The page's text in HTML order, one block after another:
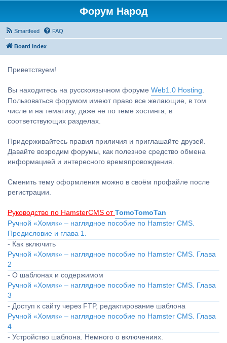
Форум Народ
Smartfeed FAQ
Board index
Приветствуем!
Вы находитесь на русскоязычном форуме Web1.0 Hosting.
Пользоваться форумом имеют право все желающие, в том
числе и на тематику, даже не по теме хостинга, в
соответствующих разделах.
Придерживайтесь правил приличия и приглашайте друзей.
Давайте возродим форумы, как полезное средство обмена
информацией и интересного времяпровождения.
Сменить тему оформления можно в своём профайле после
регистрации.
Руководство по HamsterCMS от TomoTomoTan
Ручной «Хомяк» – наглядное пособие по Hamster CMS.
Предисловие и глава 1.
- Как включить
Ручной «Хомяк» – наглядное пособие по Hamster CMS. Глава
2
- О шаблонах и содержимом
Ручной «Хомяк» – наглядное пособие по Hamster CMS. Глава
3
- Доступ к сайту через FTP, редактирование шаблона
Ручной «Хомяк» – наглядное пособие по Hamster CMS. Глава
4
- Устройство шаблона. Немного о включениях.